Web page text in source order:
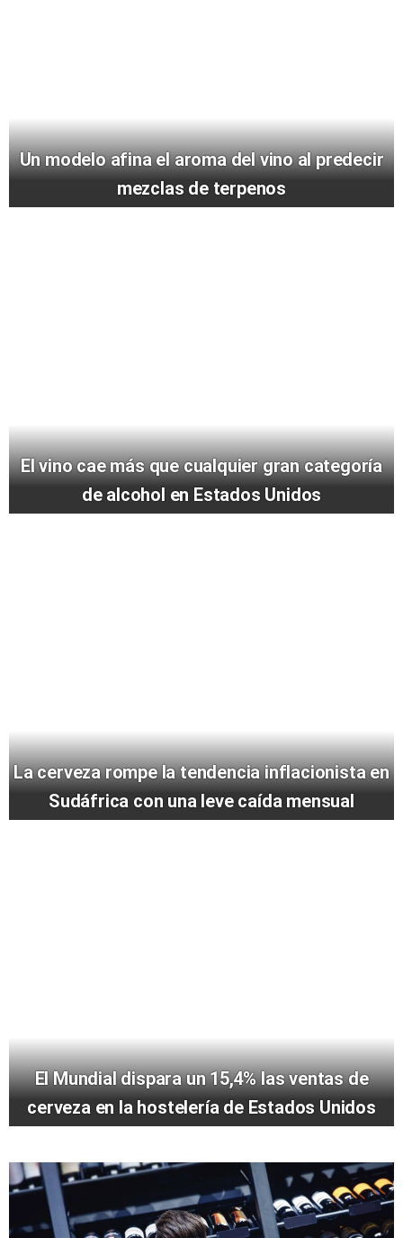
Un modelo afina el aroma del vino al predecir
mezclas de terpenos
El vino cae más que cualquier gran categoría
de alcohol en Estados Unidos
La cerveza rompe la tendencia inflacionista en
Sudáfrica con una leve caída mensual
El Mundial dispara un 15,4% las ventas de
cerveza en la hostelería de Estados Unidos